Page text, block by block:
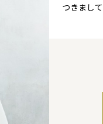
つきまし